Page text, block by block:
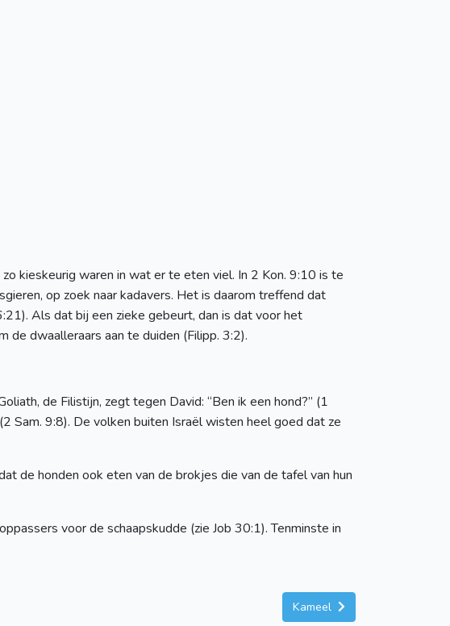
kieskeurig waren in wat er te eten viel. In 2 Kon. 9:10 is te
op zoek naar kadavers. Het is daarom treffend dat
Als dat bij een zieke gebeurt, dan is dat voor het
de dwaalleraars aan te duiden (Filipp. 3:2).
de Filistijn, zegt tegen David: “Ben ik een hond?” (1
Sam. 9:8). De volken buiten Israël wisten heel goed dat ze
de honden ook eten van de brokjes die van de tafel van hun
voor de schaapskudde (zie Job 30:1). Tenminste in
Kameel